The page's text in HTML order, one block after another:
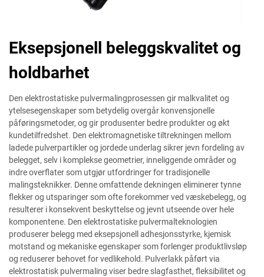
Eksepsjonell beleggskvalitet og
holdbarhet
Den elektrostatiske pulvermalingprosessen gir malkvalitet og
ytelsesegenskaper som betydelig overgår konvensjonelle
påføringsmetoder, og gir produsenter bedre produkter og økt
kundetilfredshet. Den elektromagnetiske tiltrekningen mellom
ladede pulverpartikler og jordede underlag sikrer jevn fordeling av
belegget, selv i komplekse geometrier, inneliggende områder og
indre overflater som utgjør utfordringer for tradisjonelle
malingsteknikker. Denne omfattende dekningen eliminerer tynne
flekker og utsparinger som ofte forekommer ved væskebelegg, og
resulterer i konsekvent beskyttelse og jevnt utseende over hele
komponentene. Den elektrostatiske pulvermalteknologien
produserer belegg med eksepsjonell adhesjonsstyrke, kjemisk
motstand og mekaniske egenskaper som forlenger produktlivsløp
og reduserer behovet for vedlikehold. Pulverlakk påført via
elektrostatisk pulvermaling viser bedre slagfasthet, fleksibilitet og